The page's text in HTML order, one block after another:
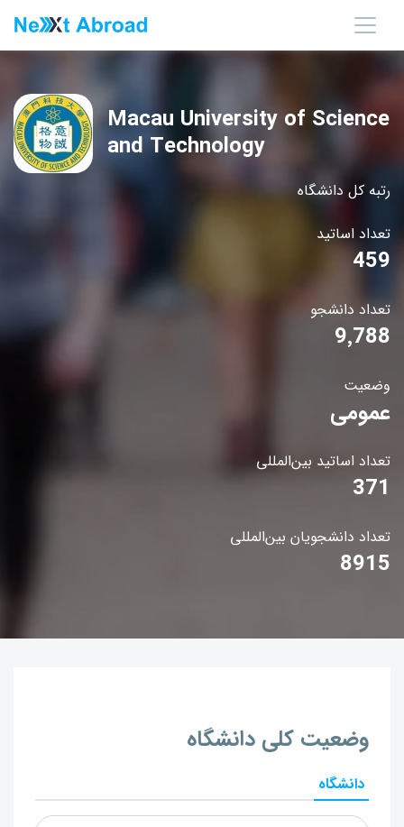
رتبه کل دانشگاه
تعداد اساتید
459
تعداد دانشجو
9٬788
وضعیت
عمومی
تعداد اساتید بین‌المللی
371
تعداد دانشجویان بین‌المللی
8915
Macau University of Science
and Technology
وضعیت کلی دانشگاه
دانشگاه